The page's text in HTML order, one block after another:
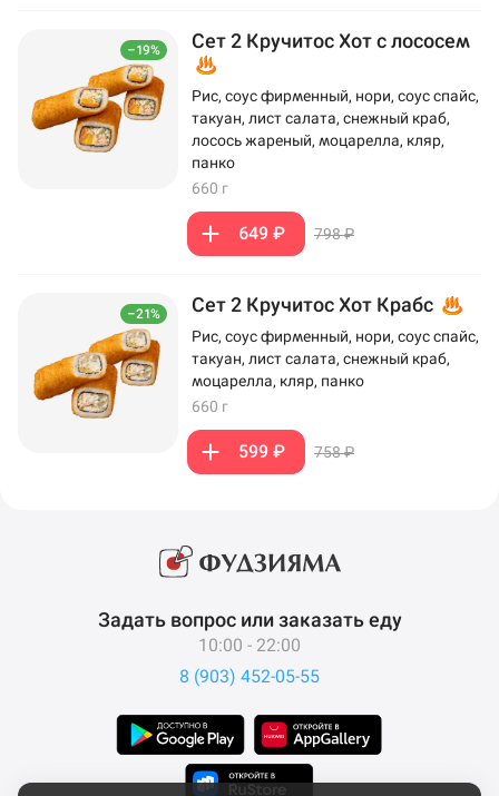
–19% Сет 2 Кручитос Хот с лососем
Рис, соус фирменный, нори, соус спайс,
такуан, лист салата, снежный краб,
лосось жареный, моцарелла, кляр,
панко
660 г
649 ₽ 798 ₽
–21% Сет 2 Кручитос Хот Крабс
Рис, соус фирменный, нори, соус спайс,
такуан, лист салата, снежный краб,
моцарелла, кляр, панко
660 г
599 ₽ 758 ₽
Задать вопрос или заказать еду
10:00 - 22:00
8 (903) 452-05-55